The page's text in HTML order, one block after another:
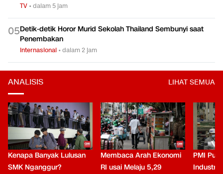
TV •dalam 5 jam
05Detik-detik Horor Murid Sekolah Thailand Sembunyi saat
Penembakan
Internasional •dalam 2 jam
ANALISIS LIHAT SEMUA
Kenapa Banyak Lulusan
SMK Nganggur?
Membaca Arah Ekonomi
RI usai Melaju 5,29
PMI
Industri